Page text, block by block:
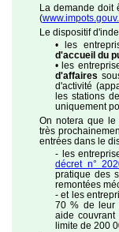
La demande doit
(
Le dispositif
• les
d'accueil du
• les
d'affaires
d'activité
les stations
uniquement
On notera que le
très
entrées dans le
- les
décret n°
pratique des
remontées
- et les
70 % de leur
aide
limite de 200